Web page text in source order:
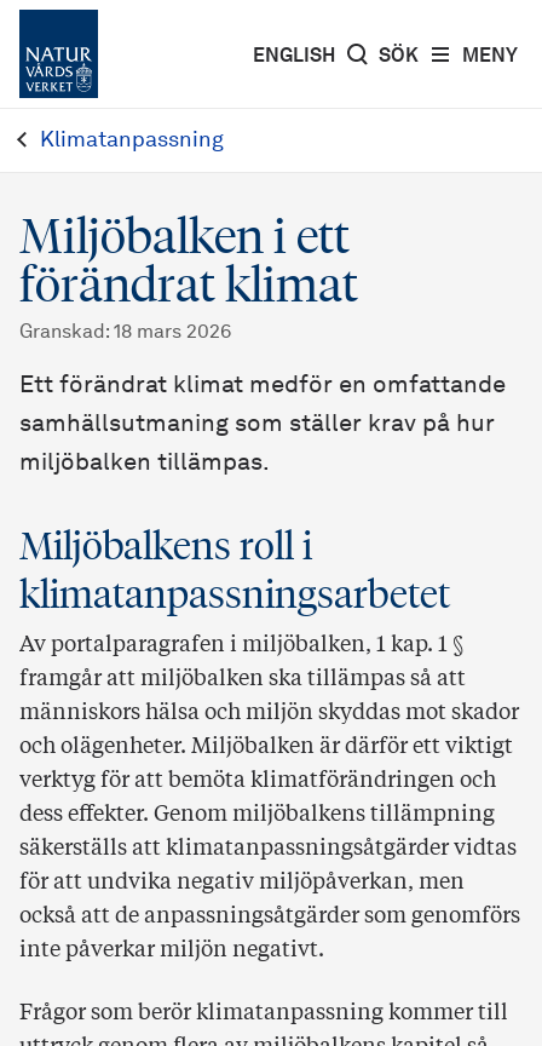
MENY
ENGLISH SÖK
Klimatanpassning
Miljöbalken i ett
förändrat klimat
Granskad : 18 mars 2026
Ett förändrat klimat medför en omfattande
samhällsutmaning som ställer krav på hur
miljöbalken tillämpas.
Miljöbalkens roll i
klimatanpassningsarbetet
Av portalparagrafen i miljöbalken, 1 kap. 1 §
framgår att miljöbalken ska tillämpas så att
människors hälsa och miljön skyddas mot skador
och olägenheter. Miljöbalken är därför ett viktigt
verktyg för att bemöta klimatförändringen och
dess effekter. Genom miljöbalkens tillämpning
säkerställs att klimatanpassningsåtgärder vidtas
för att undvika negativ miljöpåverkan, men
också att de anpassningsåtgärder som genomförs
inte påverkar miljön negativt.
Frågor som berör klimatanpassning kommer till